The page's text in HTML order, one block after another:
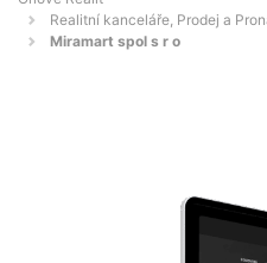
Realitní kanceláře, Prodej a
Miramart spol s r o